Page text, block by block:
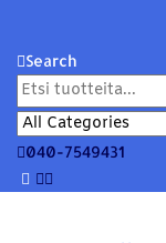
Search
040-7549431